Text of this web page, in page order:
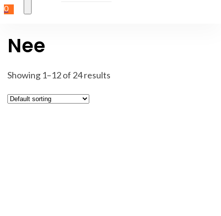
0
Nee
Showing 1–12 of 24 results